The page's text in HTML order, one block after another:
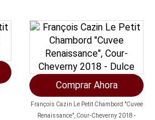
Comprar Ahora
François Cazin Le Petit Chambord "Cuvee
Renaissance", Cour-Cheverny 2018 -